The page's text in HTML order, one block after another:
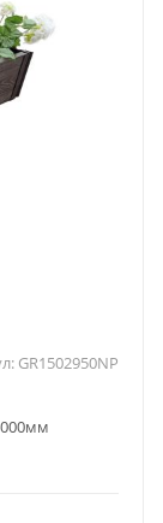
GR1502950NP